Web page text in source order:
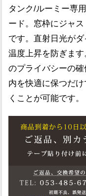
タンク/ルーミー専
ード。窓枠にジャ
です。直射日光が
温度上昇を防ぎま
のプライバシーの
内を快適に保つだ
くことが可能です。